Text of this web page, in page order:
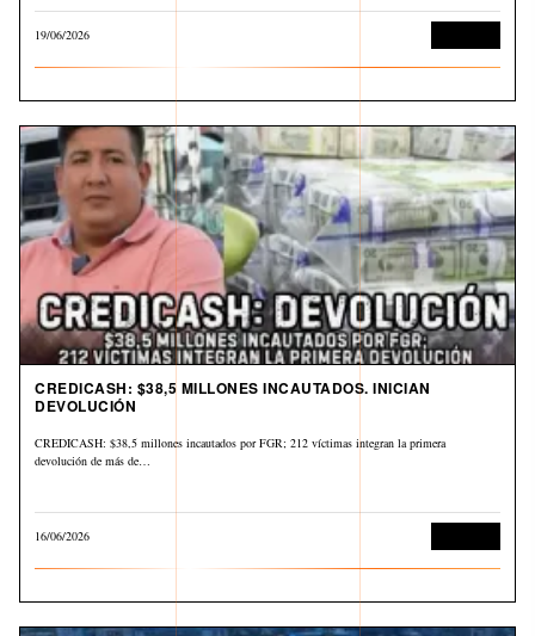
19/06/2026
CREDICASH: $38,5 MILLONES INCAUTADOS. INICIAN
DEVOLUCIÓN
CREDICASH: $38,5 millones incautados por FGR; 212 víctimas integran la primera
devolución de más de…
16/06/2026